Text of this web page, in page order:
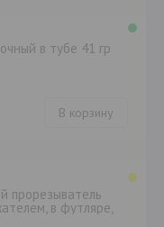
в тубе 41 гр
В корзину
прорезыватель
в футляре,